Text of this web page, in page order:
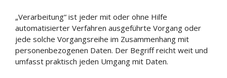
„Verarbeitung“ ist jeder mit oder ohne Hilfe
automatisierter Verfahren ausgeführte Vorgang oder
jede solche Vorgangsreihe im Zusammenhang mit
personenbezogenen Daten. Der Begriff reicht weit und
umfasst praktisch jeden Umgang mit Daten.